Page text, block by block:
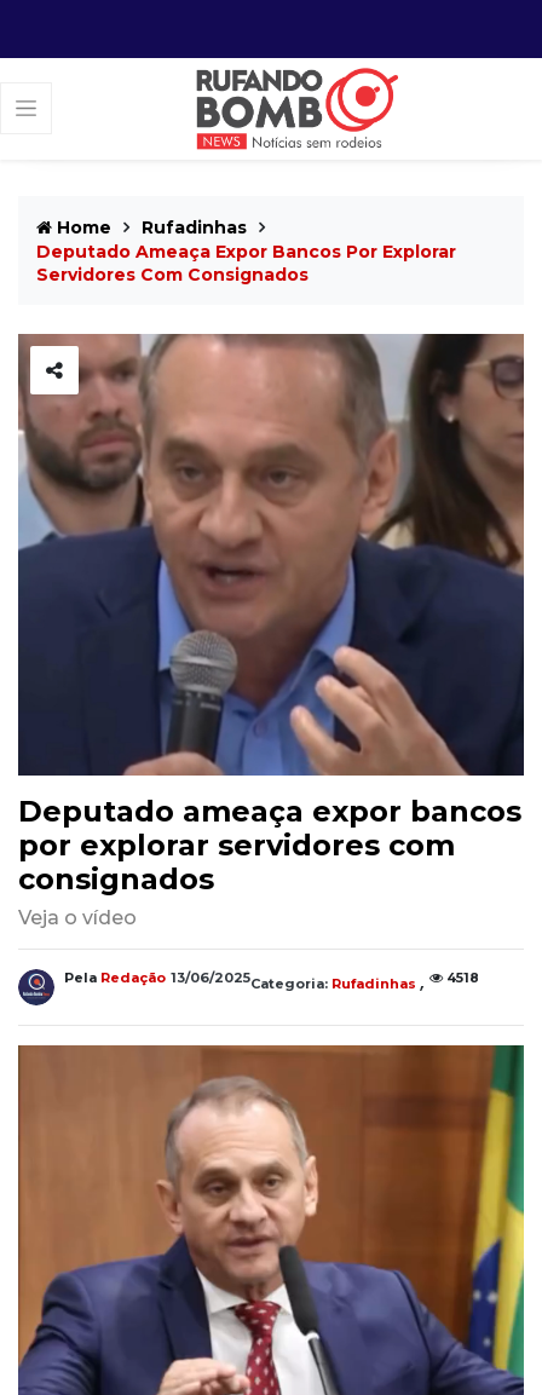
Home
Rufadinhas
Deputado Ameaça Expor Bancos Por Explorar
Servidores Com Consignados
Deputado ameaça expor bancos
por explorar servidores com
consignados
Veja o vídeo
Pela Redação 13/06/2025Categoria: Rufadinhas , 4518